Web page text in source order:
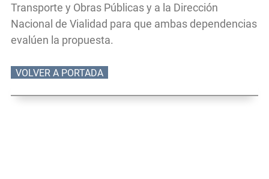
Transporte y Obras Públicas y a la Dirección
Nacional de Vialidad para que ambas dependencias
evalúen la propuesta.
VOLVER A PORTADA